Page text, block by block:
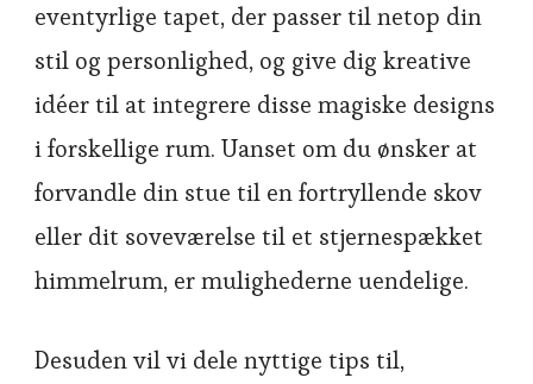
eventyrlige tapet, der passer til netop din
stil og personlighed, og give dig kreative
idéer til at integrere disse magiske designs
i forskellige rum. Uanset om du ønsker at
forvandle din stue til en fortryllende skov
eller dit soveværelse til et stjernespækket
himmelrum, er mulighederne uendelige.
Desuden vil vi dele nyttige tips til,